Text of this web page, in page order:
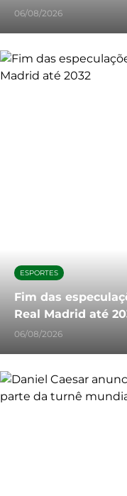
06/08/2026
ESPORTES
Fim das
Real Madrid até
06/08/2026